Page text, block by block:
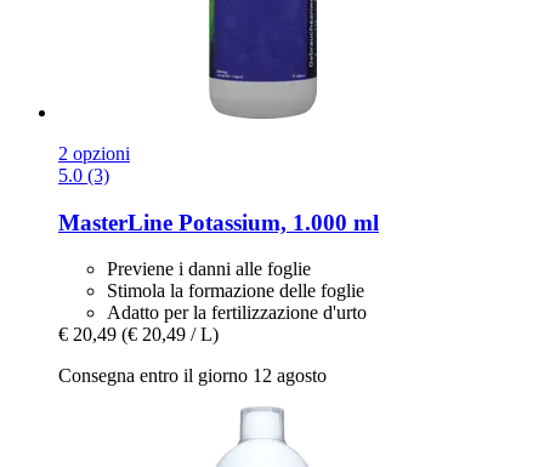
2 opzioni
5.0 (3)
MasterLine Potassium, 1.000 ml
Previene i danni alle foglie
Stimola la formazione delle foglie
Adatto per la fertilizzazione d'urto
€ 20,49 (€ 20,49 / L)
Consegna entro il giorno 12 agosto